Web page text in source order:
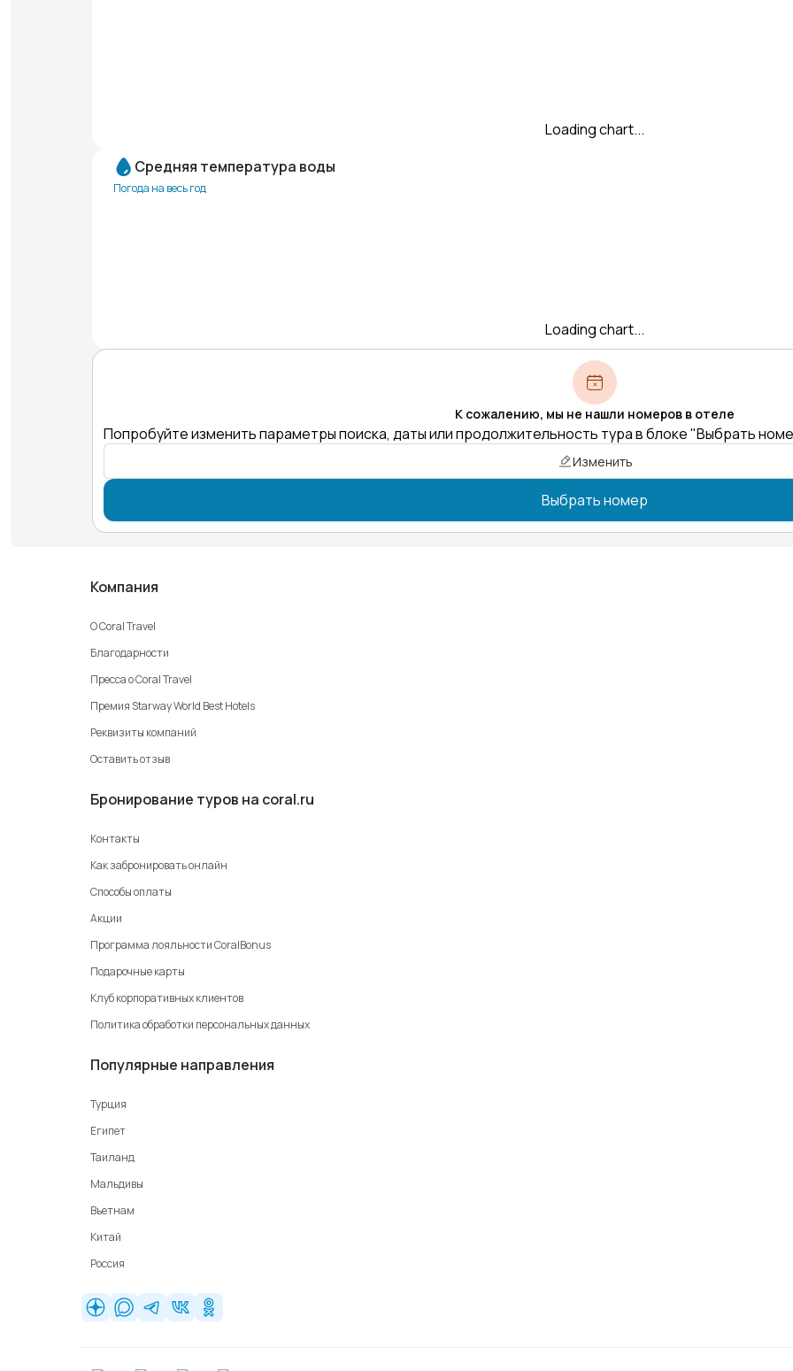
Loading chart...
Средняя температура воды
Погода на весь год
Loading chart...
К сожалению, мы не нашли номеров в отеле
Попробуйте изменить параметры поиска, даты или продолжительность тура в блоке "Выбрать
Изменить
Выбрать номер
Компания
О Coral Travel
Благодарности
Пресса о Coral Travel
Премия Starway World Best Hotels
Реквизиты компаний
Оставить отзыв
Бронирование туров на coral.ru
Контакты
Как забронировать онлайн
Способы оплаты
Акции
Программа лояльности CoralBonus
Подарочные карты
Клуб корпоративных клиентов
Политика обработки персональных данных
Популярные направления
Турция
Египет
Таиланд
Мальдивы
Вьетнам
Китай
Россия